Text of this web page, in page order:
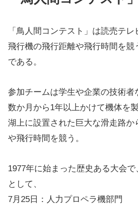
「鳥人間コンテスト」は読売テ
飛行機の飛行距離や飛行時間を競
である。
参加チームは学生や企業の技術者
数か月から1年以上かけて機体を
湖上に設置された巨大な滑走路か
や飛行時間を競う。
1977年に始まった歴史ある大会
として、
7月25日：人力プロペラ機部門